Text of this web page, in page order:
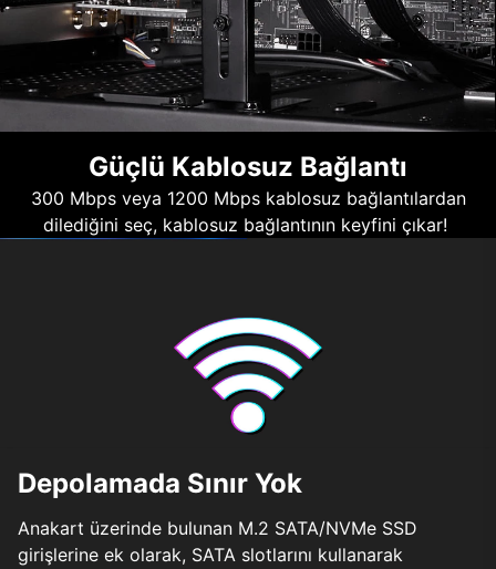
Güçlü Kablosuz Bağlantı
300 Mbps veya 1200 Mbps kablosuz bağlantılardan
dilediğini seç, kablosuz bağlantının keyfini çıkar!
Depolamada Sınır Yok
Anakart üzerinde bulunan M.2 SATA/NVMe SSD
girişlerine ek olarak, SATA slotlarını kullanarak